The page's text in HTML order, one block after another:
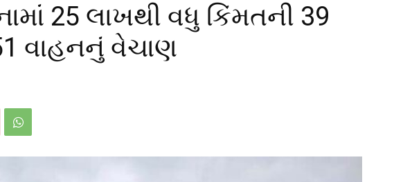
25 લાખથી વધુ કિંમતની 39
વાહનનું વેચાણ